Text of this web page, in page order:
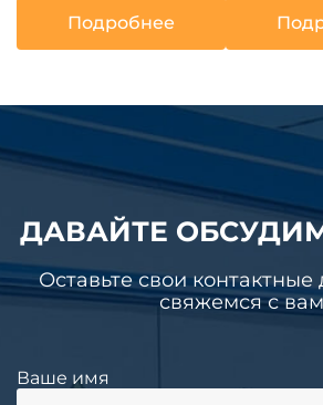
Подробнее
ДАВАЙТЕ
Оставьте свои
свяжемся с
Ваше имя